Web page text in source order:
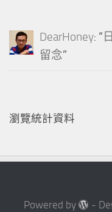
DearHoney: “
留念”
瀏覽統計資料
Powered by -